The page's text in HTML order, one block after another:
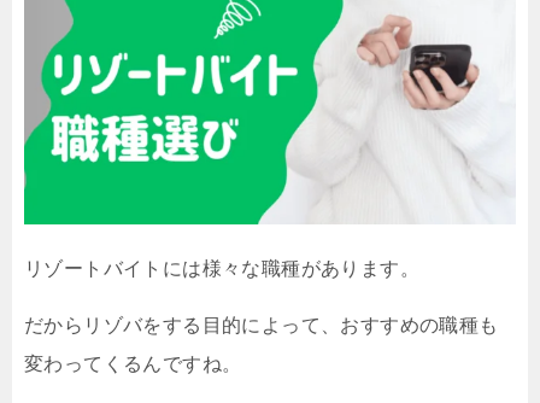
リゾートバイトには様々な職種があります。
だからリゾバをする目的によって、おすすめの職種も
変わってくるんですね。